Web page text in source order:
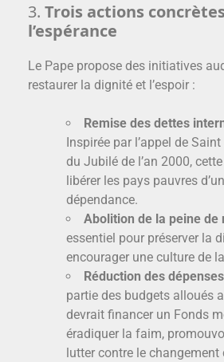
3. Trois actions
l’espérance
Le Pape propose des initiatives
restaurer la dignité et l’espoir :
Remise des dettes
Inspirée par l’appel de
du Jubilé de l’an 2000,
libérer les pays pauvres
dépendance.
Abolition de la peine de
essentiel pour préserver la
encourager une culture de
Réduction des
partie des budgets alloués
devrait financer un Fonds
éradiquer la faim,
lutter contre le